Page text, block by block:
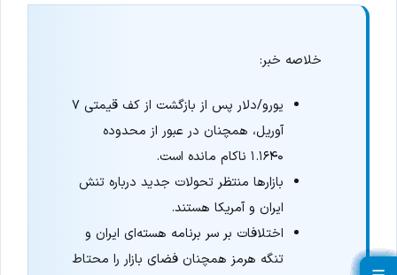
خلاصه خبر:
یورو/دلار پس از بازگشت از کف قیمتی ۷
آوریل، همچنان در عبور از محدوده
۱.۱۶۴۰ ناکام مانده است.
بازارها منتظر تحولات جدید درباره تنش
ایران و آمریکا هستند.
اختلافات بر سر برنامه هسته‌ای ایران و
تنگه هرمز همچنان فضای بازار را محتاط